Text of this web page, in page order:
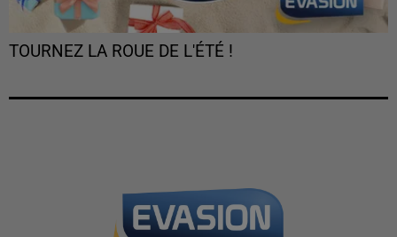
TOURNEZ LA ROUE DE L'ÉTÉ !